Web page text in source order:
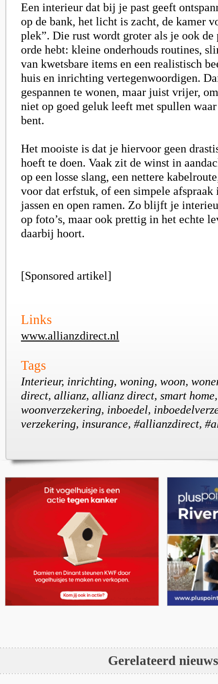
Een interieur dat bij je past geeft
op de bank, het licht is zacht, de kamer
plek”. Die rust wordt groter als je ook de
orde hebt: kleine onderhouds routines,
van kwetsbare items en een realistisch
huis en inrichting vertegenwoordigen.
gespannen te wonen, maar juist vrijer,
niet op goed geluk leeft met spullen
bent.
Het mooiste is dat je hiervoor geen
hoeft te doen. Vaak zit de winst in
op een losse slang, een nettere
voor dat erfstuk, of een simpele afspraak
jassen en open ramen. Zo blijft je
op foto’s, maar ook prettig in het echte
daarbij hoort.
[Sponsored artikel]
Links
www.allianzdirect.nl
Tags
Interieur, inrichting, woning, woon,
direct, allianz, allianz direct, smart
woonverzekering, inboedel,
verzekering, insurance, #allianzdirect,
Gerelateerd nieuws